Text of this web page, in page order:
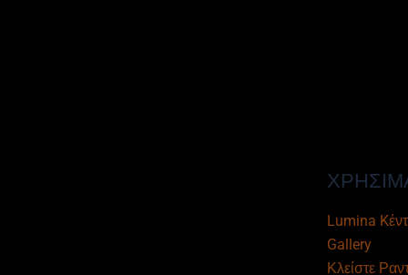
Lumina
Gallery
Κλείστε